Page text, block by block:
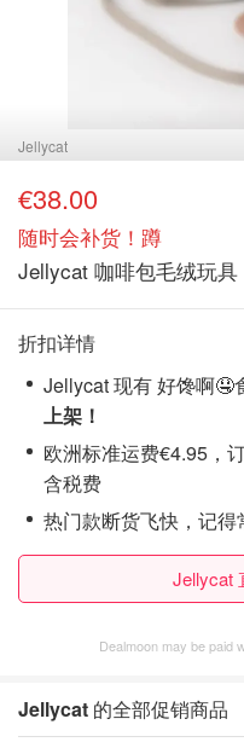
Jellycat
€38.00
随时会补货！蹲
Jellycat 咖啡包毛绒玩具
折扣详情
Jellycat 现有 好馋啊🤤
上架！
欧洲标准运费€4.95，
含税费
热门款断货飞快，记得
Jellycat
Dealmoon may be paid
Jellycat 的全部促销商品